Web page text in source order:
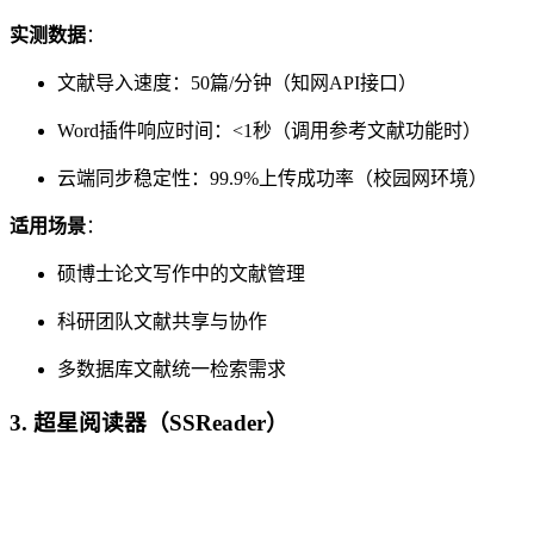
实测数据：
文献导入速度：50篇/分钟（知网API接口）
Word插件响应时间：<1秒（调用参考文献功能时）
云端同步稳定性：99.9%上传成功率（校园网环境）
适用场景：
硕博士论文写作中的文献管理
科研团队文献共享与协作
多数据库文献统一检索需求
3. 超星阅读器（SSReader）